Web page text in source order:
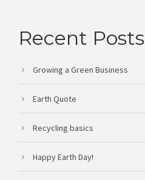
Recent Posts
Growing a Green Business
Earth Quote
Recycling basics
Happy Earth Day!